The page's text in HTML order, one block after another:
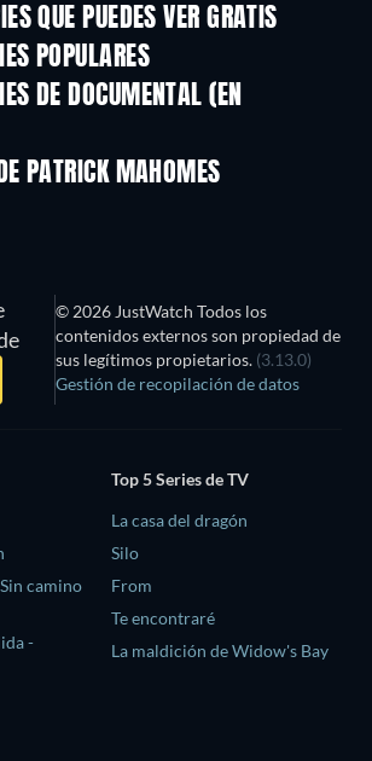
QUE PUEDES VER GRATIS
TV
POPULARES
DE DOCUMENTAL (EN
PATRICK MAHOMES
TV
© 2026 JustWatch Todos los
contenidos externos son propiedad de
sus legítimos propietarios. (3.13.0)
Gestión de recopilación de datos
camino
-
Top 5 Series de TV
La casa del dragón
Silo
From
Te encontraré
La maldición de Widow's Bay